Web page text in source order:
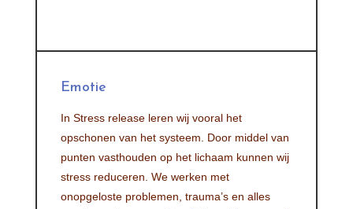
Emotie
In Stress release leren wij vooral het
opschonen van het systeem. Door middel van
punten vasthouden op het lichaam kunnen wij
stress reduceren. We werken met
onopgeloste problemen, trauma’s en alles